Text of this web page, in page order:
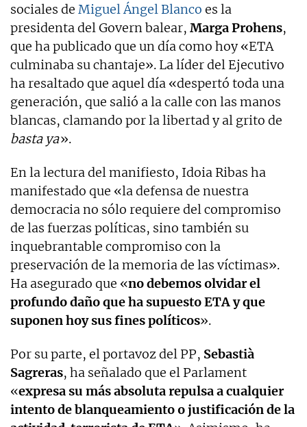
sociales de Miguel Ángel Blanco es la
presidenta del Govern balear, Marga Prohens,
que ha publicado que un día como hoy «ETA
culminaba su chantaje». La líder del Ejecutivo
ha resaltado que aquel día «despertó toda una
generación, que salió a la calle con las manos
blancas, clamando por la libertad y al grito de
basta ya».
En la lectura del manifiesto, Idoia Ribas ha
manifestado que «la defensa de nuestra
democracia no sólo requiere del compromiso
de las fuerzas políticas, sino también su
inquebrantable compromiso con la
preservación de la memoria de las víctimas».
Ha asegurado que «no debemos olvidar el
profundo daño que ha supuesto ETA y que
suponen hoy sus fines políticos».
Por su parte, el portavoz del PP, Sebastià
Sagreras, ha señalado que el Parlament
«expresa su más absoluta repulsa a cualquier
intento de blanqueamiento o justificación de la